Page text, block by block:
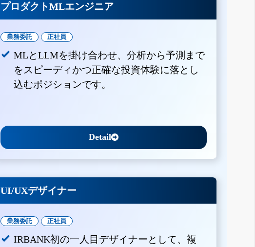
プロダクトMLエンジニア
業務委託 正社員
MLとLLMを掛け合わせ、分析から予測まで
をスピーディかつ正確な投資体験に落とし
込むポジションです。
Detail
UI/UXデザイナー
業務委託 正社員
IRBANK初の一人目デザイナーとして、複